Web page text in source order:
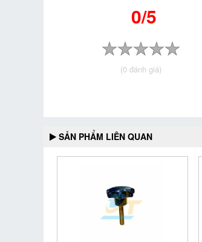
0/5
(0 đánh giá)
SẢN PHẨM LIÊN QUAN